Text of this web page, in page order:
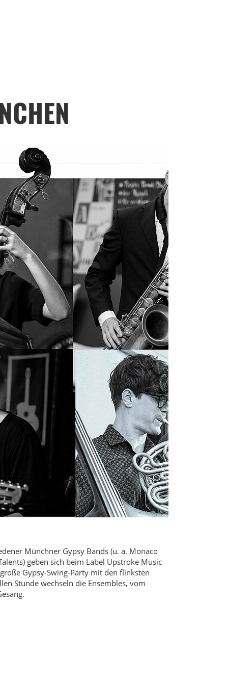
Münchner Gypsy Bands (u. a. Monaco
geben sich beim Label Upstroke Music
Gypsy-Swing-Party mit den flinksten
Stunde wechseln die Ensembles, vom